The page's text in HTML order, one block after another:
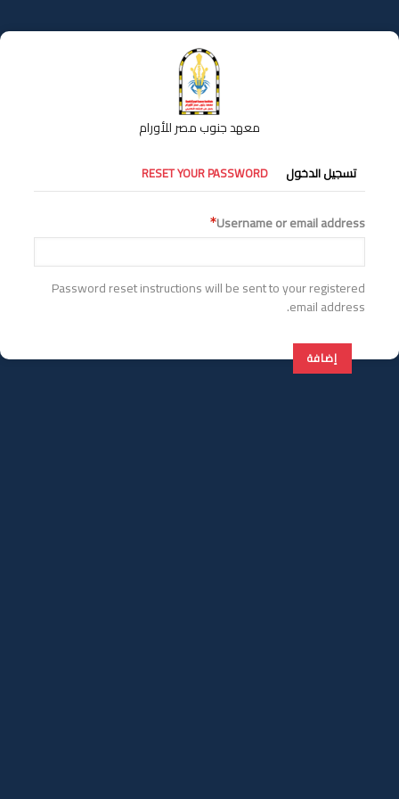
إلى
المحتوى
معهد جنوب مصر للأورام
التبويبات
الأساسية
تسجيل الدخول RESET YOUR PASSWORD
Username or email address
Password reset instructions will be sent to your registered
email address.